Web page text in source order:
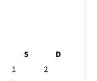
S
D
1
2